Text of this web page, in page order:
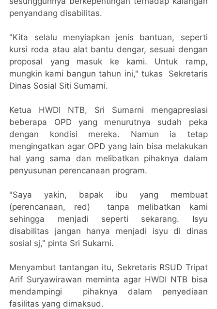
penyandang disabilitas.
"Kita selalu menyiapkan jenis bantuan, seperti
kursi roda atau alat bantu dengar, sesuai dengan
proposal yang masuk ke kami. Untuk ramp,
mungkin kami bangun tahun ini," tukas Sekretaris
Dinas Sosial Siti Sumarni.
Ketua HWDI NTB, Sri Sumarni mengapresiasi
beberapa OPD yang menurutnya sudah peka
dengan kondisi mereka. Namun ia tetap
mengingatkan agar OPD yang lain bisa melakukan
hal yang sama dan melibatkan pihaknya dalam
penyusunan perencanaan program.
"Saya yakin, bapak ibu yang membuat
(perencanaan, red) tanpa melibatkan kami
sehingga menjadi seperti sekarang. Isyu
disabilitas jangan hanya menjadi isyu di dinas
sosial sj," pinta Sri Sukarni.
Menyambut tantangan itu, Sekretaris RSUD Tripat
Arif Suryawirawan meminta agar HWDI NTB bisa
mendampingi pihaknya dalam penyediaan
fasilitas yang dimaksud.